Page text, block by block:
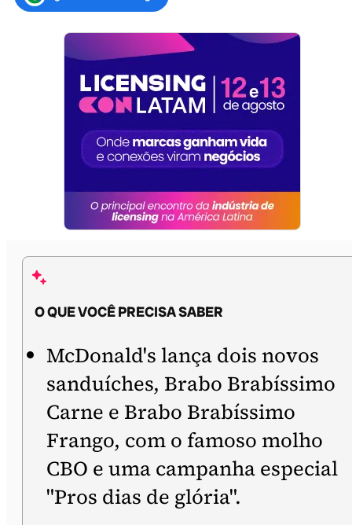
O QUE VOCÊ PRECISA SABER
McDonald's lança dois novos
sanduíches, Brabo Brabíssimo
Carne e Brabo Brabíssimo
Frango, com o famoso molho
CBO e uma campanha especial
"Pros dias de glória".